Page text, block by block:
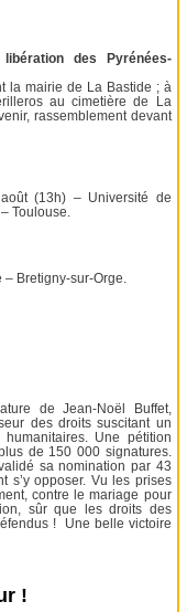
des Pyrénées-
la mairie de La Bastide ; à
au cimetière de La
rassemblement devant
(13h) – Université de
Toulouse.
– Bretigny-sur-Orge.
de Jean-Noël Buffet,
des droits suscitant un
humanitaires. Une pétition
de 150 000 signatures.
sa nomination par 43
s’y opposer. Vu les prises
contre le mariage pour
sûr que les droits des
! Une belle victoire
!